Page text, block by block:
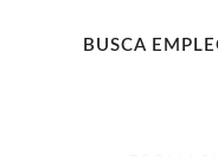
BUSCA